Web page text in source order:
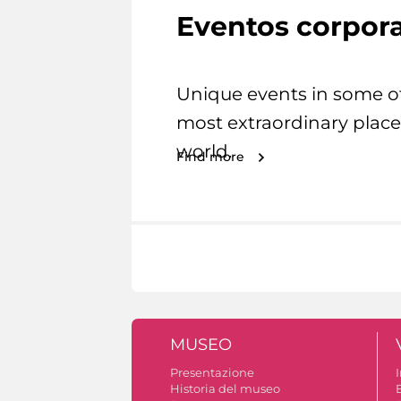
Eventos
Unique events in some
most extraordinary
world.
Find more
MUSEO
Presentazione
Historia del museo